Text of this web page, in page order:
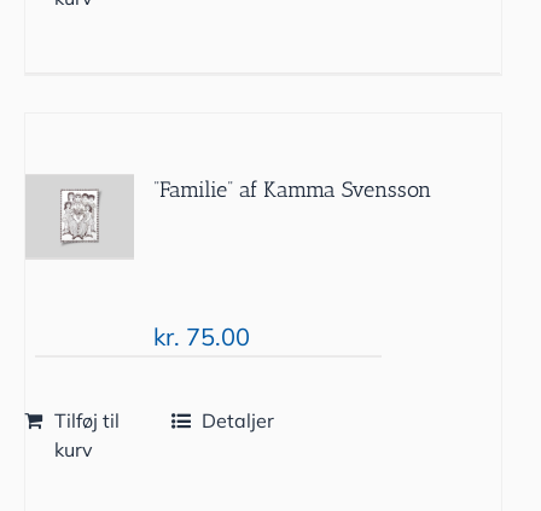
”Familie” af Kamma Svensson
kr. 75.00
Tilføj til
kurv
Detaljer